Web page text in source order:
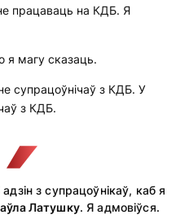
працаваць на КДБ. Я
я магу сказаць.
супрацоўнічаў з КДБ. У
з КДБ.
з супрацоўнікаў, каб я
Латушку. Я адмовіўся.